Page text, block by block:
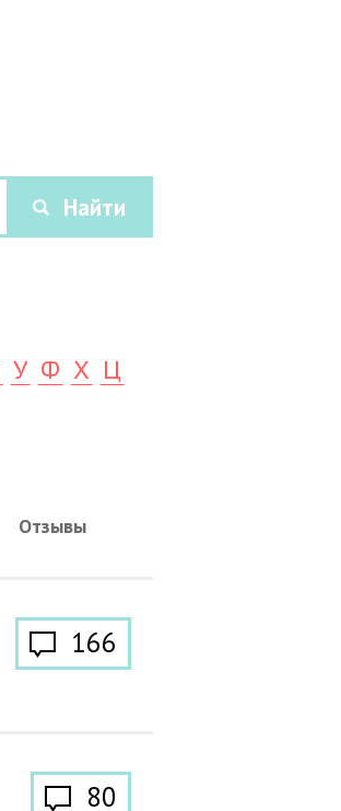
У Ф Х Ц
Отзывы
166
80